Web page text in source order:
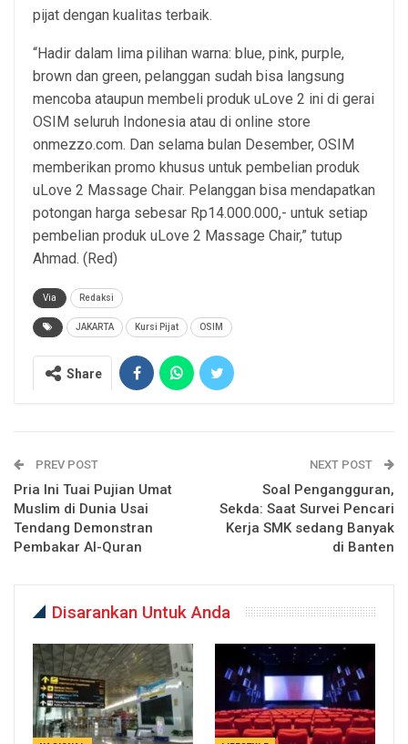
pijat dengan kualitas terbaik.
“Hadir dalam lima pilihan warna: blue, pink, purple,
brown dan green, pelanggan sudah bisa langsung
mencoba ataupun membeli produk uLove 2 ini di gerai
OSIM seluruh Indonesia atau di online store
onmezzo.com. Dan selama bulan Desember, OSIM
memberikan promo khusus untuk pembelian produk
uLove 2 Massage Chair. Pelanggan bisa mendapatkan
potongan harga sebesar Rp14.000.000,- untuk setiap
pembelian produk uLove 2 Massage Chair,” tutup
Ahmad. (Red)
Via Redaksi
JAKARTA Kursi Pijat OSIM
Share
PREV POST
Pria Ini Tuai Pujian Umat
Muslim di Dunia Usai
Tendang Demonstran
Pembakar Al-Quran
NEXT POST
Soal Pengangguran,
Sekda: Saat Survei Pencari
Kerja SMK sedang Banyak
di Banten
Disarankan Untuk Anda